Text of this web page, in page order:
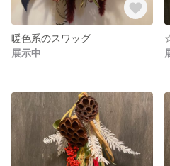
暖色系のスワッグ
展示中